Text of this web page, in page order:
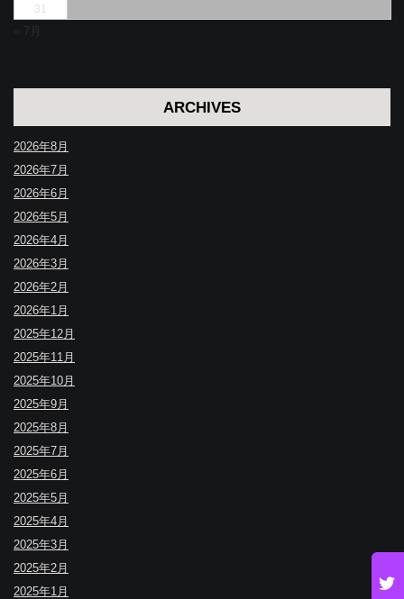
31
« 7月
ARCHIVES
2026年8月
2026年7月
2026年6月
2026年5月
2026年4月
2026年3月
2026年2月
2026年1月
2025年12月
2025年11月
2025年10月
2025年9月
2025年8月
2025年7月
2025年6月
2025年5月
2025年4月
2025年3月
2025年2月
2025年1月